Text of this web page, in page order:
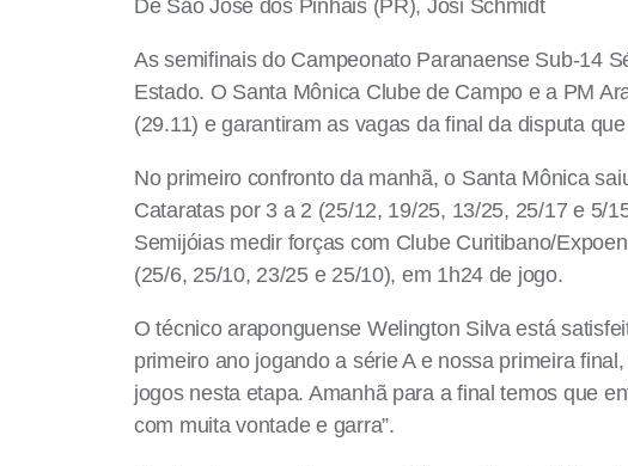
De São José dos Pinhais (PR), Josi Schmidt
As semifinais do Campeonato Paranaense Sub-14
Estado. O Santa Mônica Clube de Campo e a PM
(29.11) e garantiram as vagas da final da disputa
No primeiro confronto da manhã, o Santa Mônica
Cataratas por 3 a 2 (25/12, 19/25, 13/25, 25/17 e 5/
Semijóias medir forças com Clube Curitibano/
(25/6, 25/10, 23/25 e 25/10), em 1h24 de jogo.
O técnico araponguense Welington Silva está
primeiro ano jogando a série A e nossa primeira
jogos nesta etapa. Amanhã para a final temos que
com muita vontade e garra”.